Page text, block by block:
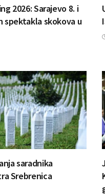
2026: Sarajevo 8. i
spektakla skokova u
saradnika
Srebrenica